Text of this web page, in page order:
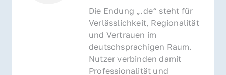
Die Endung „.de“ steht für
Verlässlichkeit, Regionalität
und Vertrauen im
deutschsprachigen Raum.
Nutzer verbinden damit
Professionalität und